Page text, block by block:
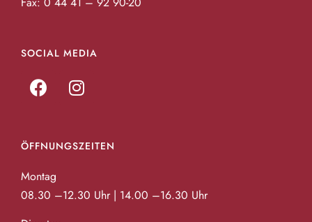
SOCIAL MEDIA
ÖFFNUNGSZEITEN
Montag
08.30 –12.30 Uhr | 14.00 –16.30 Uhr